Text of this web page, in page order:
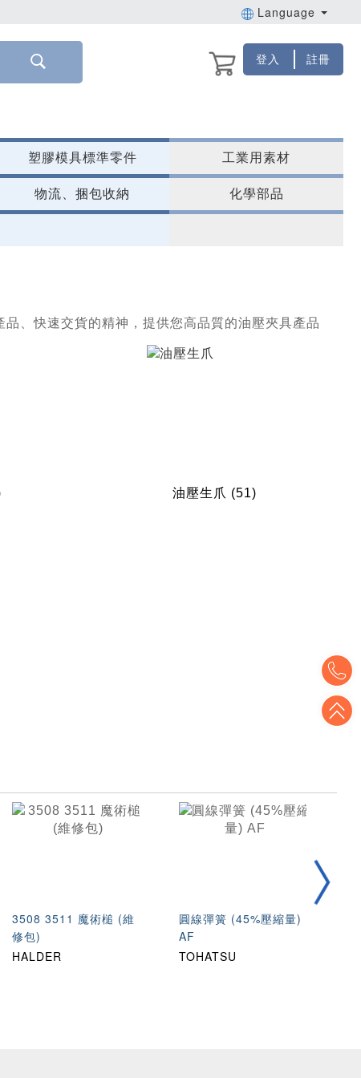
Language
登入 註冊
塑膠模具標準零件 工業用素材
物流、捆包收納 化學部品
、快速交貨的精神，提供您高品質的油壓夾具產品
油壓生爪 (51)
3508 3511 魔術槌 (維
修包)
HALDER
圓線彈簧 (45%壓縮量)
AF
TOHATSU